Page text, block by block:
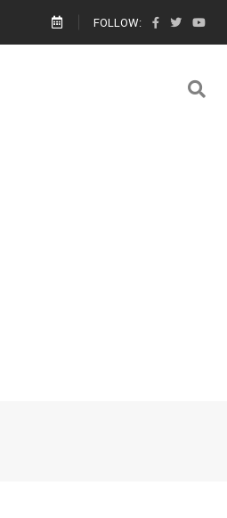
கேட்டு கெஞ்சிய பாலஸ்தீனம்
FOLLOW: